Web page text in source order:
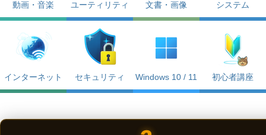
動画・音楽 ユーティリティ 文書・画像 システム
インターネット セキュリティ Windows 10 / 11 初心者講座